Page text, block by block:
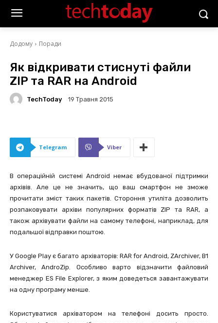
Додому Поради
Як відкривати стиснуті файли
ZIP та RAR на Android
TechToday 19 Травня 2015
Telegram Viber
В операційній системі Android немає вбудованої підтримки
архівів. Але це не значить, що ваш смартфон не зможе
прочитати зміст таких пакетів. Стороння утиліта дозволить
розпаковувати архіви популярних форматів ZIP та RAR, а
також архівувати файли на самому телефоні, наприклад, для
подальшої відправки поштою.
У Google Play є багато архіваторів: RAR for Android, ZArchiver, B1
Archiver, AndroZip. Особливо варто відзначити файловий
менеджер ES File Explorer, з яким доведеться завантажувати
на одну програму менше.
Користуватися архіватором на телефоні досить просто.